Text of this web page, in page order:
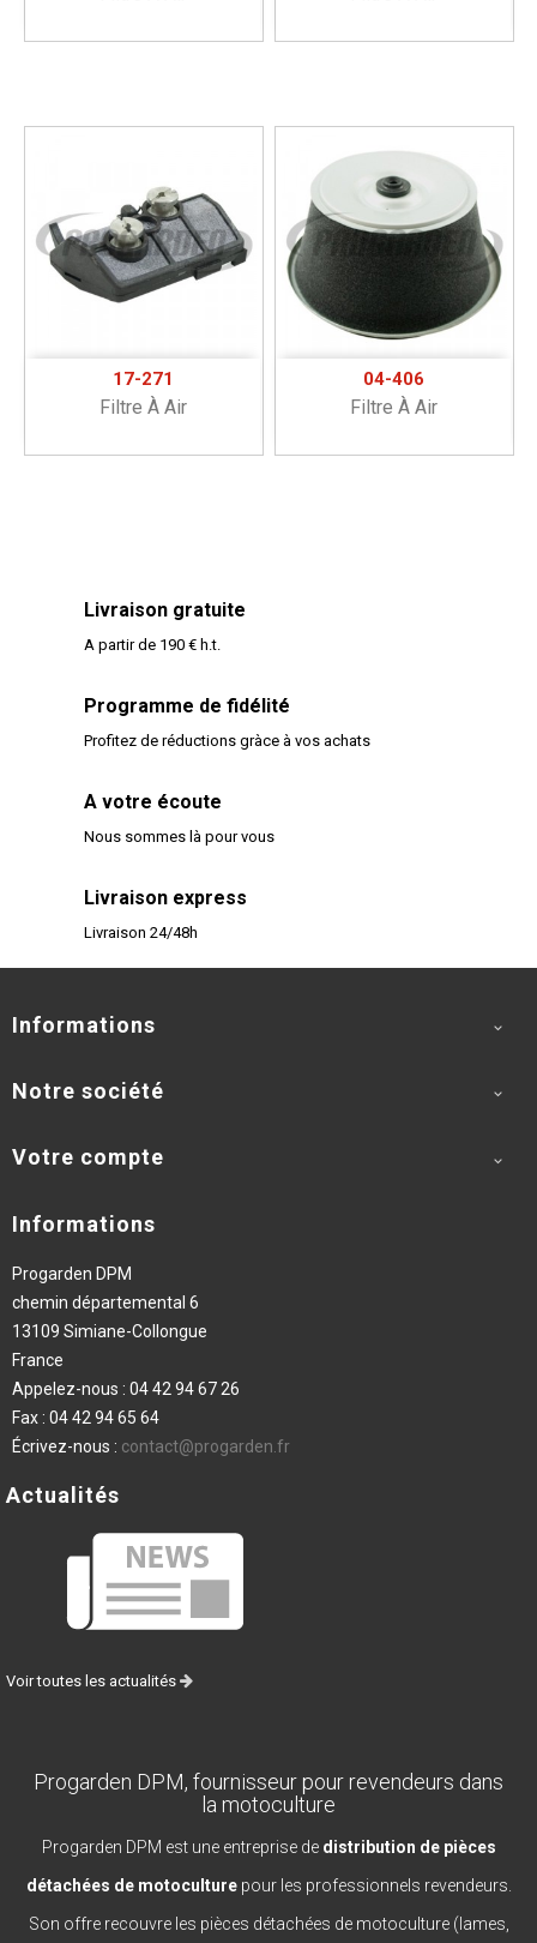
17-271
Filtre À Air
04-406
Filtre À Air
Livraison gratuite
A partir de 190 € h.t.
Programme de fidélité
Profitez de réductions gràce à vos achats
A votre écoute
Nous sommes là pour vous
Livraison express
Livraison 24/48h
Informations 
Notre société 
Votre compte 
Informations
Progarden DPM
chemin départemental 6
13109 Simiane-Collongue
France
Appelez-nous : 04 42 94 67 26
Fax : 04 42 94 65 64
Écrivez-nous : contact@progarden.fr
Actualités
Voir toutes les actualités
Progarden DPM, fournisseur pour revendeurs dans
la motoculture
Progarden DPM est une entreprise de distribution de pièces
détachées de motoculturepour les professionnels revendeurs.
Son offre recouvre les pièces détachées de motoculture (lames,